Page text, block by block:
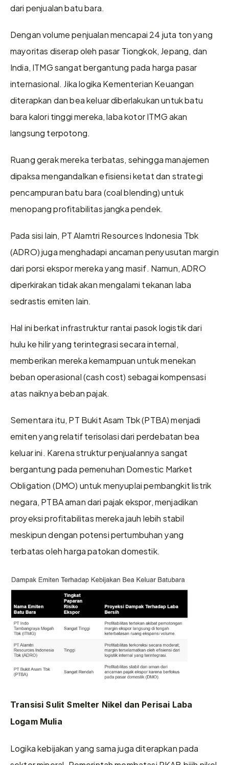
dari penjualan batu bara.
Dengan volume penjualan mencapai 24 juta ton yang
mayoritas diserap oleh pasar Tiongkok, Jepang, dan
India, ITMG sangat bergantung pada harga pasar
internasional. Jika logika Kementerian Keuangan
diterapkan dan bea keluar diberlakukan untuk batu
bara kalori tinggi mereka, laba kotor ITMG akan
langsung terpotong.
Ruang gerak mereka terbatas, sehingga manajemen
dipaksa mengandalkan efisiensi ketat dan strategi
pencampuran batu bara (coal blending) untuk
menopang profitabilitas jangka pendek.
Pada sisi lain, PT Alamtri Resources Indonesia Tbk
(ADRO) juga menghadapi ancaman penyusutan margin
dari porsi ekspor mereka yang masif. Namun, ADRO
diperkirakan tidak akan mengalami tekanan laba
sedrastis emiten lain.
Hal ini berkat infrastruktur rantai pasok logistik dari
hulu ke hilir yang terintegrasi secara internal,
memberikan mereka kemampuan untuk menekan
beban operasional (cash cost) sebagai kompensasi
atas naiknya beban pajak.
Sementara itu, PT Bukit Asam Tbk (PTBA) menjadi
emiten yang relatif terisolasi dari perdebatan bea
keluar ini. Karena struktur penjualannya sangat
bergantung pada pemenuhan Domestic Market
Obligation (DMO) untuk menyuplai pembangkit listrik
negara, PTBA aman dari pajak ekspor, menjadikan
proyeksi profitabilitas mereka jauh lebih stabil
meskipun dengan potensi pertumbuhan yang
terbatas oleh harga patokan domestik.
Transisi Sulit Smelter Nikel dan Perisai Laba
Logam Mulia
Logika kebijakan yang sama juga diterapkan pada